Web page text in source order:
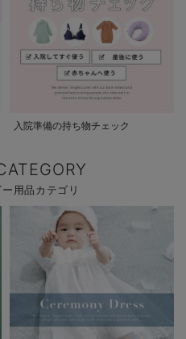
入院準備の持ち物チェック
用品カテゴリ